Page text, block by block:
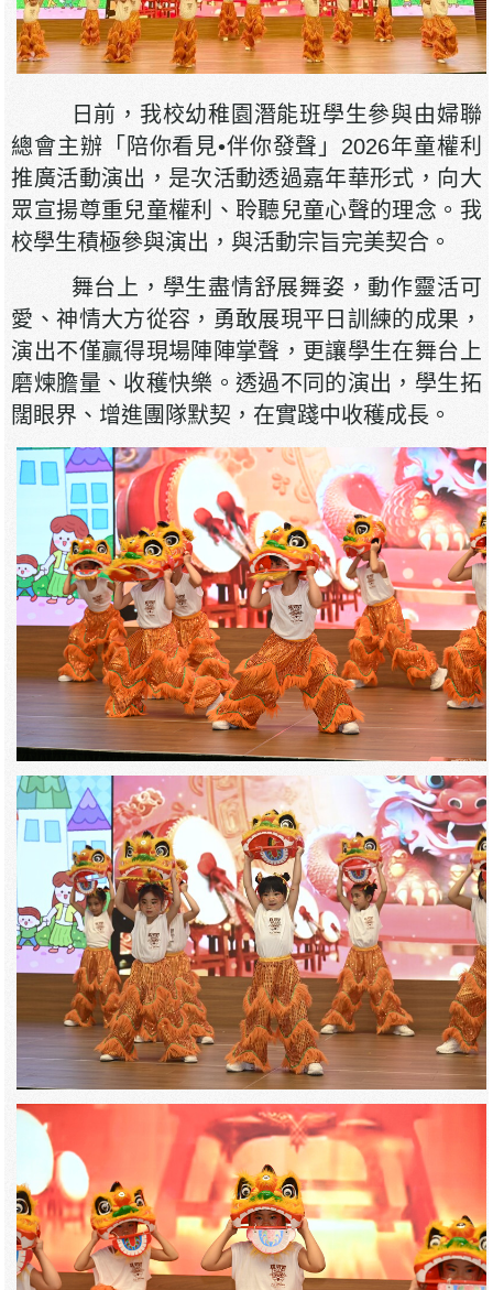
日前，我校幼稚園潛能班學生參與由婦聯
總會主辦「陪你看見•伴你發聲」2026年童權利
推廣活動演出，是次活動透過嘉年華形式，向大
眾宣揚尊重兒童權利、聆聽兒童心聲的理念。我
校學生積極參與演出，與活動宗旨完美契合。
舞台上，學生盡情舒展舞姿，動作靈活可
愛、神情大方從容，勇敢展現平日訓練的成果，
演出不僅贏得現場陣陣掌聲，更讓學生在舞台上
磨煉膽量、收穫快樂。透過不同的演出，學生拓
闊眼界、增進團隊默契，在實踐中收穫成長。